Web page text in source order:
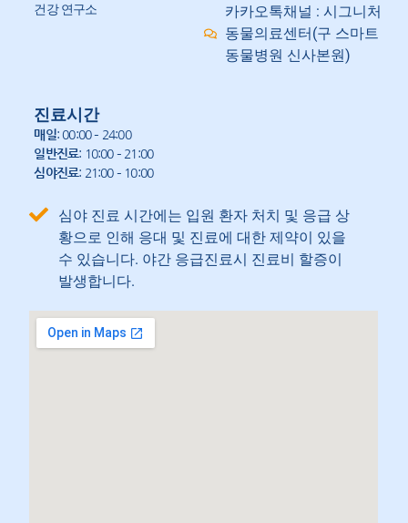
건강 연구소
카카오톡채널 : 시그니처
동물의료센터(구 스마트
동물병원 신사본원)
진료시간
매일: 00:00 – 24:00
일반진료: 10:00 – 21:00
심야진료: 21:00 – 10:00
심야 진료 시간에는 입원 환자 처치 및 응급 상
황으로 인해 응대 및 진료에 대한 제약이 있을
수 있습니다. 야간 응급진료시 진료비 할증이
발생합니다.